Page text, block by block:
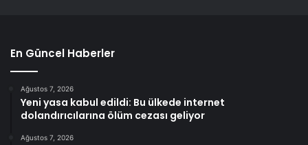
En Güncel Haberler
Ağustos 7, 2026
Yeni yasa kabul edildi: Bu ülkede internet
dolandırıcılarına ölüm cezası geliyor
Ağustos 7, 2026